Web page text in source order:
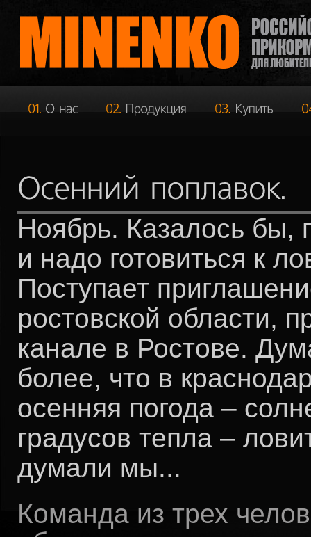
Ноябрь. Казалось бы,
и надо готовиться к
Поступает
ростовской области,
канале в Ростове.
более, что в
осенняя погода –
градусов тепла –
думали мы...
Команда из трех